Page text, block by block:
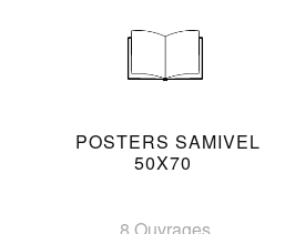
POSTERS SAMIVEL
50X70
8 Ouvrages